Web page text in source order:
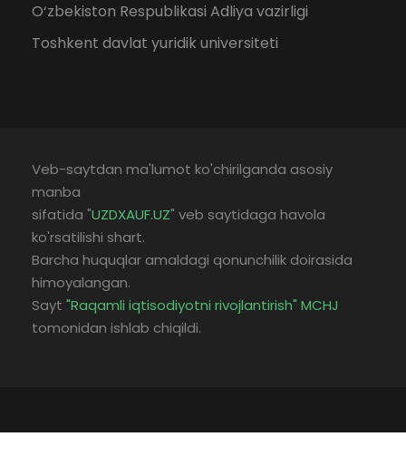
O‘zbekiston Respublikasi Adliya vazirligi
Toshkent davlat yuridik universiteti
Veb-saytdan ma'lumot ko'chirilganda asosiy
manba
sifatida "UZDXAUF.UZ" veb saytidaga havola
ko'rsatilishi shart.
Barcha huquqlar amaldagi qonunchilik doirasida
himoyalangan.
Sayt "Raqamli iqtisodiyotni rivojlantirish" MCHJ
tomonidan ishlab chiqildi.